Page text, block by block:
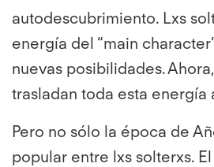
autodescubrimiento. Lxs
energía del “main
nuevas posibilidades.
trasladan toda esta energía
Pero no sólo la época de
popular entre lxs solterxs.